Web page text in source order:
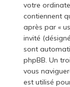
votre
contiennent
après par «
invité
sont
phpBB. Un
vous
est utilisé